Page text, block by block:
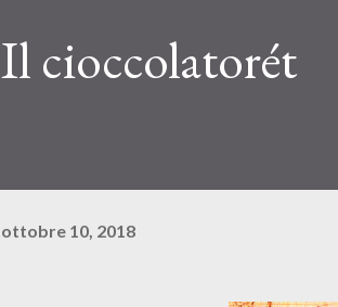
Il cioccolatorét
ottobre 10, 2018